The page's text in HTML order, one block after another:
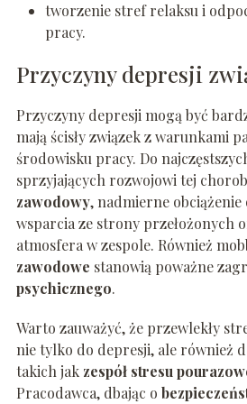
tworzenie stref relaksu i
pracy.
Przyczyny depresji
Przyczyny depresji mogą być
mają ścisły związek z warunkami
środowisku pracy. Do
sprzyjających rozwojowi tej
zawodowy, nadmierne
wsparcia ze strony przełożonych
atmosfera w zespole. Również
zawodowe stanowią poważne
psychicznego.
Warto zauważyć, że przewlekły
nie tylko do depresji, ale również
takich jak zespół stresu
Pracodawca, dbając o